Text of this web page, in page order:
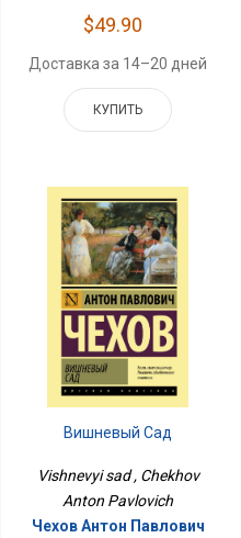
$49.90
Доставка за 14–20 дней
КУПИТЬ
Вишневый Сад
Vishnevyi sad , Chekhov
Anton Pavlovich
Чехов Антон Павлович